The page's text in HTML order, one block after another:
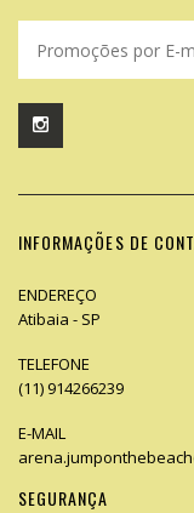
INFORMAÇÕES DE
ENDEREÇO
Atibaia - SP
TELEFONE
(11) 914266239
E-MAIL
SEGURANÇA